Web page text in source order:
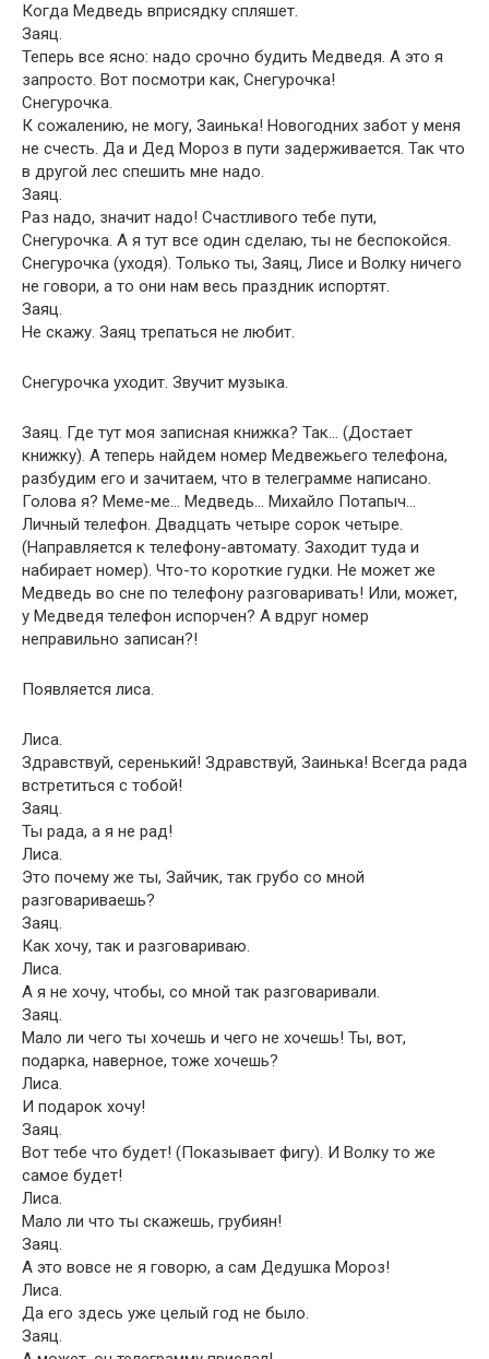
Когда Медведь вприсядку спляшет.
Заяц.
Теперь все ясно: надо срочно будить Медведя. А это я
запросто. Вот посмотри как, Снегурочка!
Снегурочка.
К сожалению, не могу, Заинька! Новогодних забот у меня
не счесть. Да и Дед Мороз в пути задерживается. Так что
в другой лес спешить мне надо.
Заяц.
Раз надо, значит надо! Счастливого тебе пути,
Снегурочка. А я тут все один сделаю, ты не беспокойся.
Снегурочка (уходя). Только ты, Заяц, Лисе и Волку ничего
не говори, а то они нам весь праздник испортят.
Заяц.
Не скажу. Заяц трепаться не любит.
Снегурочка уходит. Звучит музыка.
Заяц. Где тут моя записная книжка? Так… (Достает
книжку). А теперь найдем номер Медвежьего телефона,
разбудим его и зачитаем, что в телеграмме написано.
Голова я? Меме-ме… Медведь… Михайло Потапыч…
Личный телефон. Двадцать четыре сорок четыре.
(Направляется к телефону-автомату. Заходит туда и
набирает номер). Что-то короткие гудки. Не может же
Медведь во сне по телефону разговаривать! Или, может,
у Медведя телефон испорчен? А вдруг номер
неправильно записан?!
Появляется лиса.
Лиса.
Здравствуй, серенький! Здравствуй, Заинька! Всегда рада
встретиться с тобой!
Заяц.
Ты рада, а я не рад!
Лиса.
Это почему же ты, Зайчик, так грубо со мной
разговариваешь?
Заяц.
Как хочу, так и разговариваю.
Лиса.
А я не хочу, чтобы, со мной так разговаривали.
Заяц.
Мало ли чего ты хочешь и чего не хочешь! Ты, вот,
подарка, наверное, тоже хочешь?
Лиса.
И подарок хочу!
Заяц.
Вот тебе что будет! (Показывает фигу). И Волку то же
самое будет!
Лиса.
Мало ли что ты скажешь, грубиян!
Заяц.
А это вовсе не я говорю, а сам Дедушка Мороз!
Лиса.
Да его здесь уже целый год не было.
Заяц.